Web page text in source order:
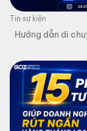
Tin sự kiện
Hướng dẫn di